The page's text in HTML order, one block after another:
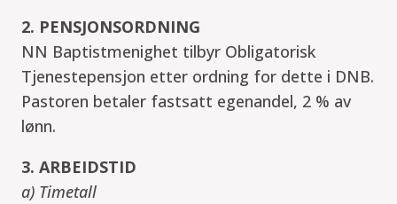
2. PENSJONSORDNING
NN Baptistmenighet tilbyr Obligatorisk
Tjenestepensjon etter ordning for dette i DNB.
Pastoren betaler fastsatt egenandel, 2 % av
lønn.
3. ARBEIDSTID
a) Timetall